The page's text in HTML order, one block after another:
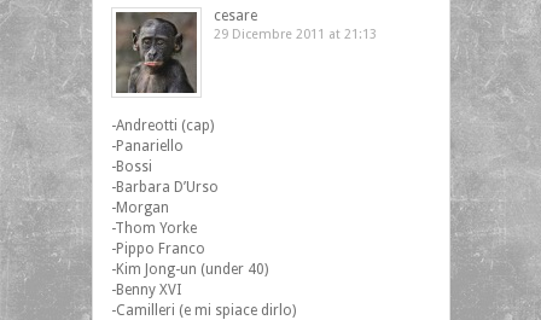
cesare
29 Dicembre 2011 at 21:13
‎-Andreotti (cap)
-Panariello
-Bossi
-Barbara D’Urso
-Morgan
-Thom Yorke
-Pippo Franco
-Kim Jong-un (under 40)
-Benny XVI
-Camilleri (e mi spiace dirlo)